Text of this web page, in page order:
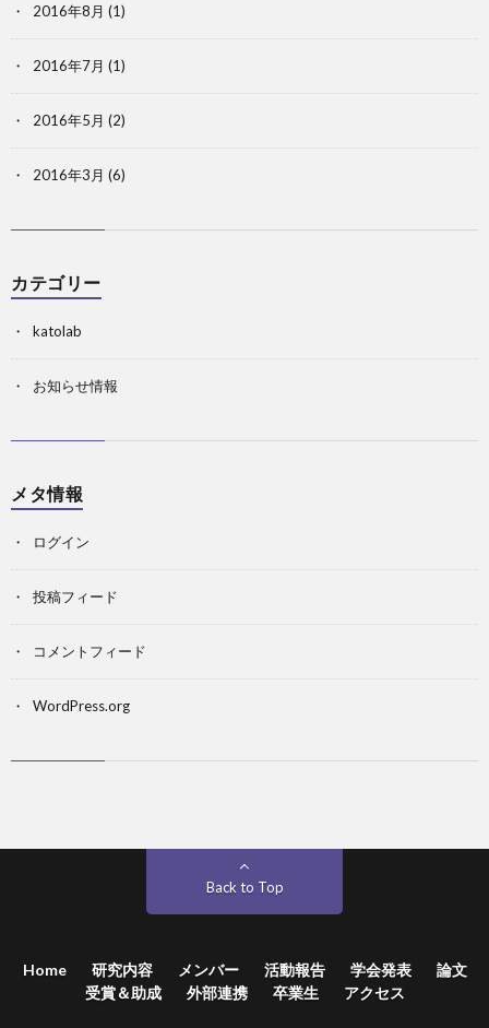
2016年8月 (1)
2016年7月 (1)
2016年5月 (2)
2016年3月 (6)
カテゴリー
katolab
お知らせ情報
メタ情報
ログイン
投稿フィード
コメントフィード
WordPress.org
Back to Top
Home 研究内容 メンバー 活動報告 学会発表
論文
受賞＆助成
外部連携 卒業生 アクセス